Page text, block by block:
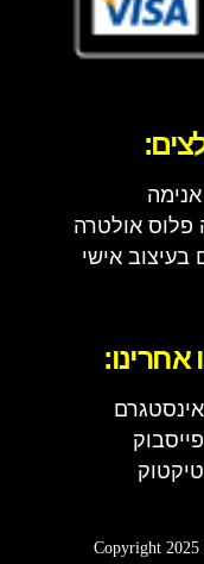
פלוס אולטרה
בעיצוב אישי
אחרינו:
אינסטגרם
פייסבוק
טיקטוק
Copyright